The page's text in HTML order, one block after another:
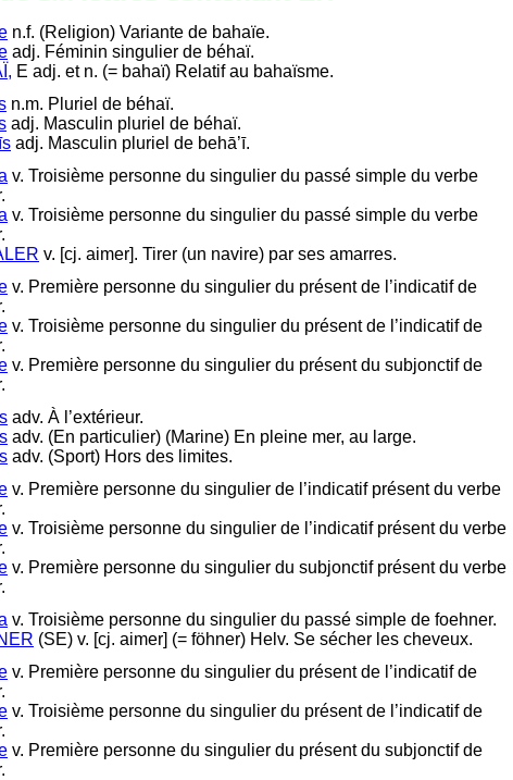
n.f. (Religion) Variante de bahaïe.
adj. Féminin singulier de béhaï.
E adj. et n. (= bahaï) Relatif au bahaïsme.
n.m. Pluriel de béhaï.
adj. Masculin pluriel de béhaï.
adj. Masculin pluriel de behā’ī.
v. Troisième personne du singulier du passé simple du verbe
v. Troisième personne du singulier du passé simple du verbe
v. [cj. aimer]. Tirer (un navire) par ses amarres.
v. Première personne du singulier du présent de l’indicatif de
v. Troisième personne du singulier du présent de l’indicatif de
v. Première personne du singulier du présent du subjonctif de
adv. À l’extérieur.
adv. (En particulier) (Marine) En pleine mer, au large.
adv. (Sport) Hors des limites.
v. Première personne du singulier de l’indicatif présent du verbe
v. Troisième personne du singulier de l’indicatif présent du verbe
v. Première personne du singulier du subjonctif présent du verbe
v. Troisième personne du singulier du passé simple de foehner.
(SE) v. [cj. aimer] (= föhner) Helv. Se sécher les cheveux.
v. Première personne du singulier du présent de l’indicatif de
v. Troisième personne du singulier du présent de l’indicatif de
v. Première personne du singulier du présent du subjonctif de